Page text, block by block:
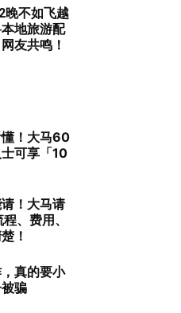
晚不如飞越
地旅游配
友共鸣！
！大马60
可享「10
！大马请
、费用、
！
真的要小
骗